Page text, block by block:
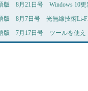
語版 8月21日号 Windows 10
語版 8月7日号 光無線技術Li-
語版 7月17日号 ツールを使え